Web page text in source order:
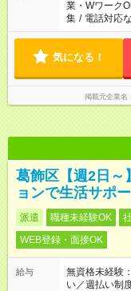
業・Wワーク
集 / 電話対応
気になる！
掲載元企業名
葛飾区【週2日～
ョンで生活サポ
派遣 職種未経験OK
WEB登録・面接OK
給与
無資格未経
い／週払い制